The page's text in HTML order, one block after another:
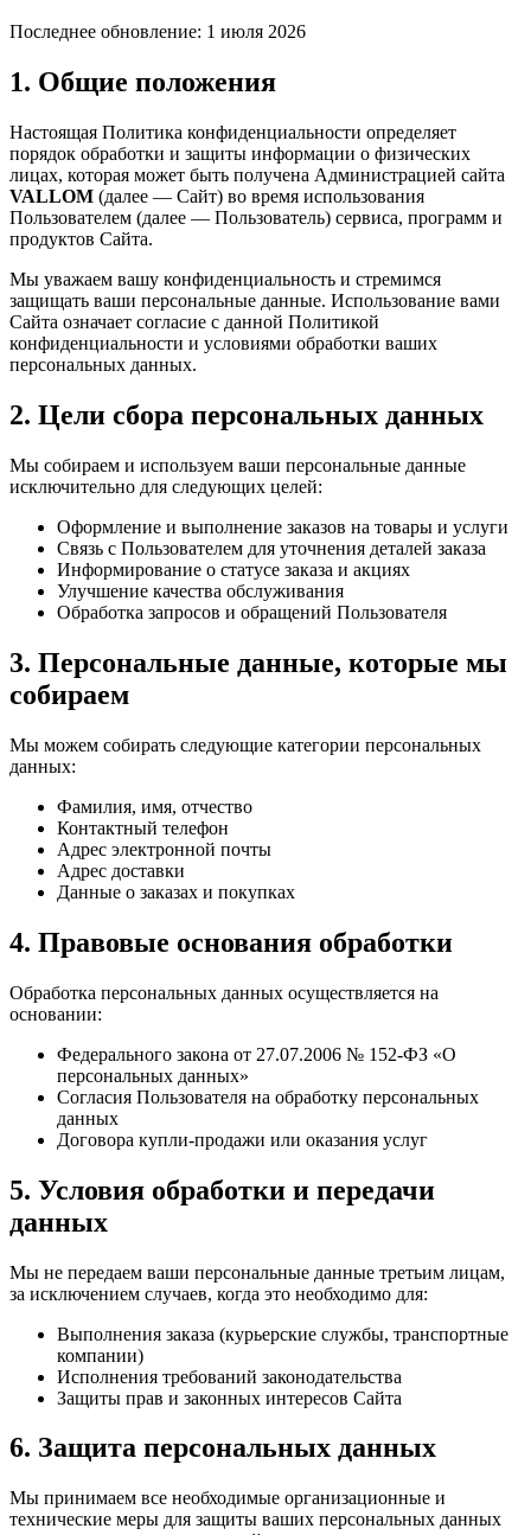
Последнее обновление: 1 июля 2026
1. Общие положения
Настоящая Политика конфиденциальности определяет
порядок обработки и защиты информации о физических
лицах, которая может быть получена Администрацией сайта
VALLOM (далее — Сайт) во время использования
Пользователем (далее — Пользователь) сервиса, программ и
продуктов Сайта.
Мы уважаем вашу конфиденциальность и стремимся
защищать ваши персональные данные. Использование вами
Сайта означает согласие с данной Политикой
конфиденциальности и условиями обработки ваших
персональных данных.
2. Цели сбора персональных данных
Мы собираем и используем ваши персональные данные
исключительно для следующих целей:
Оформление и выполнение заказов на товары и услуги
Связь с Пользователем для уточнения деталей заказа
Информирование о статусе заказа и акциях
Улучшение качества обслуживания
Обработка запросов и обращений Пользователя
3. Персональные данные, которые мы
собираем
Мы можем собирать следующие категории персональных
данных:
Фамилия, имя, отчество
Контактный телефон
Адрес электронной почты
Адрес доставки
Данные о заказах и покупках
4. Правовые основания обработки
Обработка персональных данных осуществляется на
основании:
Федерального закона от 27.07.2006 № 152-ФЗ «О
персональных данных»
Согласия Пользователя на обработку персональных
данных
Договора купли-продажи или оказания услуг
5. Условия обработки и передачи
данных
Мы не передаем ваши персональные данные третьим лицам,
за исключением случаев, когда это необходимо для:
Выполнения заказа (курьерские службы, транспортные
компании)
Исполнения требований законодательства
Защиты прав и законных интересов Сайта
6. Защита персональных данных
Мы принимаем все необходимые организационные и
технические меры для защиты ваших персональных данных